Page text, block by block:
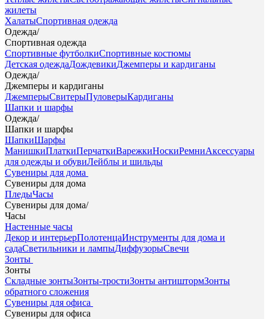
жилеты
ХалатыСпортивная одежда
Одежда/
Спортивная одежда
Спортивные футболкиСпортивные костюмы
Детская одеждаДождевикиДжемперы и кардиганы
Одежда/
Джемперы и кардиганы
ДжемперыСвитерыПуловерыКардиганы
Шапки и шарфы
Одежда/
Шапки и шарфы
ШапкиШарфы
МанишкиПлаткиПерчаткиВарежкиНоскиРемниАксессуары
для одежды и обувиЛейблы и шильды
Сувениры для дома
Сувениры для дома
ПледыЧасы
Сувениры для дома/
Часы
Настенные часы
Декор и интерьерПолотенцаИнструменты для дома и
садаСветильники и лампыДиффузорыСвечи
Зонты
Зонты
Складные зонтыЗонты-тростиЗонты антиштормЗонты
обратного сложения
Сувениры для офиса
Сувениры для офиса